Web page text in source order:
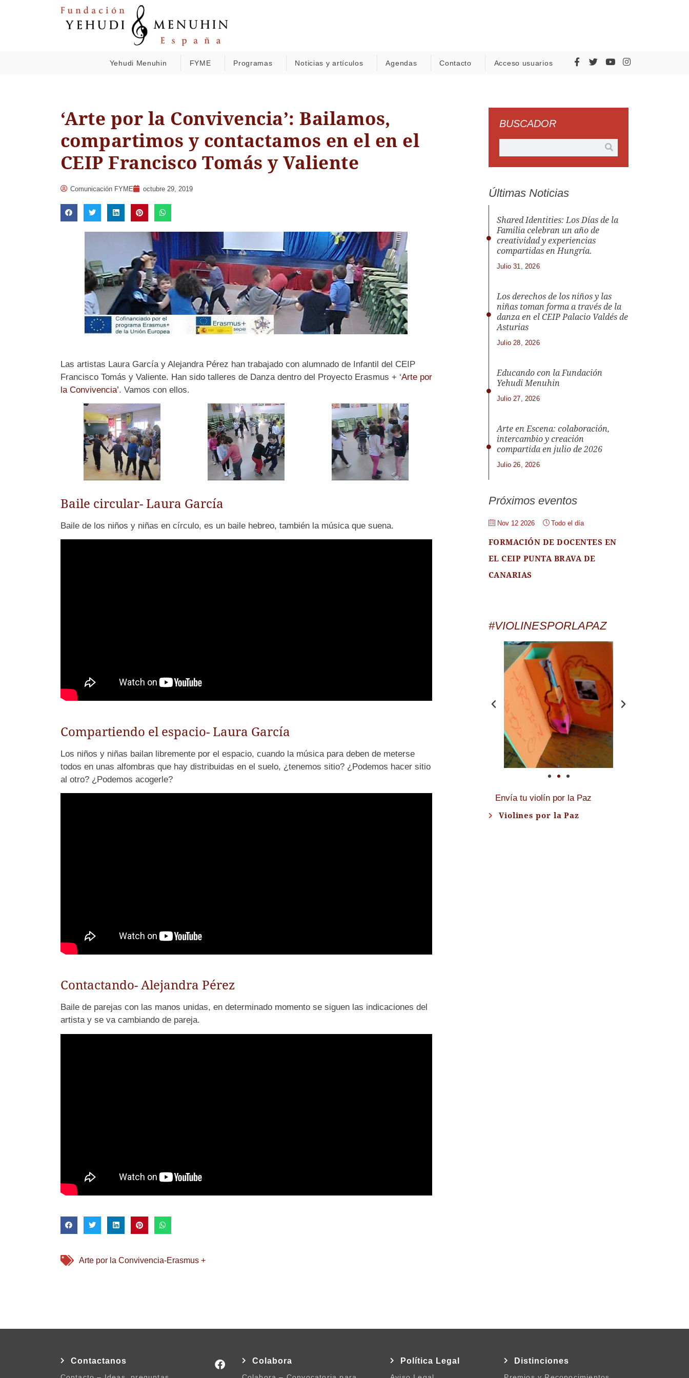
Yehudi Menuhin FYME Programas Noticias y artículos Agendas Contacto Acceso usuarios
‘Arte por la Convivencia’: Bailamos,
compartimos y contactamos en el en el
CEIP Francisco Tomás y Valiente
Comunicación FYME octubre 29, 2019
Las artistas Laura García y Alejandra Pérez han trabajado con alumnado de Infantil del CEIP
Francisco Tomás y Valiente. Han sido talleres de Danza dentro del Proyecto Erasmus + ‘Arte por
la Convivencia’. Vamos con ellos.
Baile circular- Laura García
Baile de los niños y niñas en círculo, es un baile hebreo, también la música que suena.
Compartiendo el espacio- Laura García
Los niños y niñas bailan libremente por el espacio, cuando la música para deben de meterse
todos en unas alfombras que hay distribuidas en el suelo, ¿tenemos sitio? ¿Podemos hacer sitio
al otro? ¿Podemos acogerle?
Contactando- Alejandra Pérez
Baile de parejas con las manos unidas, en determinado momento se siguen las indicaciones del
artista y se va cambiando de pareja.
Arte por la Convivencia-Erasmus +
BUSCADOR
Últimas Noticias
Shared Identities: Los Días de la
Familia celebran un año de
creatividad y experiencias
compartidas en Hungría.
Julio 31, 2026
Los derechos de los niños y las
niñas toman forma a través de la
danza en el CEIP Palacio Valdés de
Asturias
Julio 28, 2026
Educando con la Fundación
Yehudi Menuhin
Julio 27, 2026
Arte en Escena: colaboración,
intercambio y creación
compartida en julio de 2026
Julio 26, 2026
Próximos eventos
Nov 12 2026 Todo el día
FORMACIÓN DE DOCENTES EN
EL CEIP PUNTA BRAVA DE
CANARIAS
#VIOLINESPORLAPAZ
Envía tu violín por la Paz
Violines por la Paz
Contactanos Colabora Política Legal Distinciones